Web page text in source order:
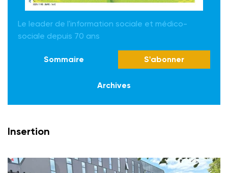
Le leader de l'information sociale et médico-
sociale depuis 70 ans
Sommaire S'abonner
Archives
Insertion